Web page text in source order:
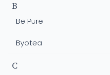
B
Be Pure
Byotea
C